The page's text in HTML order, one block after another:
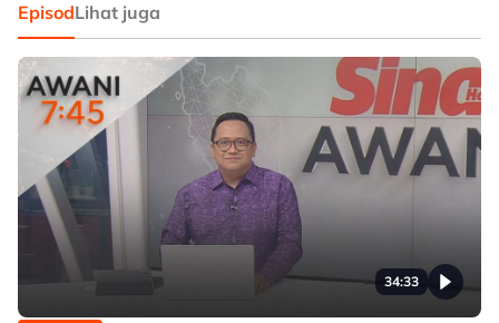
EpisodLihat juga
34:33